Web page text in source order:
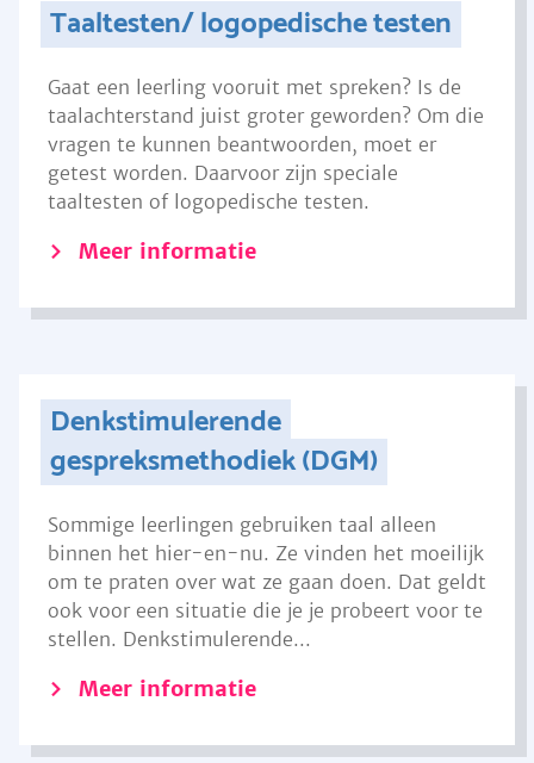
Taaltesten/ logopedische testen
Gaat een leerling vooruit met spreken? Is de
taalachterstand juist groter geworden? Om die
vragen te kunnen beantwoorden, moet er
getest worden. Daarvoor zijn speciale
taaltesten of logopedische testen.
Meer informatie
Denkstimulerende
gespreksmethodiek (DGM)
Sommige leerlingen gebruiken taal alleen
binnen het hier-en-nu. Ze vinden het moeilijk
om te praten over wat ze gaan doen. Dat geldt
ook voor een situatie die je je probeert voor te
stellen. Denkstimulerende...
Meer informatie